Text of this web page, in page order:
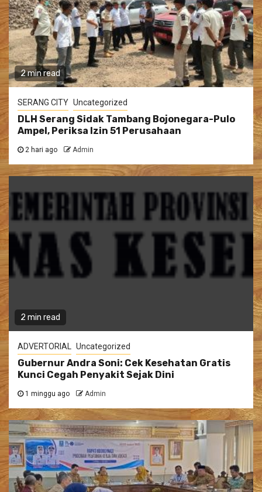
2 min read
SERANG CITY Uncategorized
DLH Serang Sidak Tambang Bojonegara-Pulo
Ampel, Periksa Izin 51 Perusahaan
2 hari ago Admin
2 min read
ADVERTORIAL Uncategorized
Gubernur Andra Soni: Cek Kesehatan Gratis
Kunci Cegah Penyakit Sejak Dini
1 minggu ago Admin